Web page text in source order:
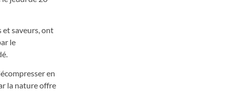
et saveurs, ont
le
en
la nature offre